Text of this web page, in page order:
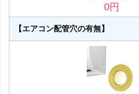
0円
【エアコン配管穴の有無】